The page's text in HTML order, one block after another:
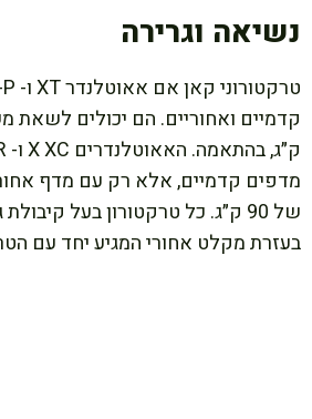
נשיאה וגרירה
מדפים קדמיים, אלא רק עם מדף
בעזרת מקלט אחורי המגיע יחד עם